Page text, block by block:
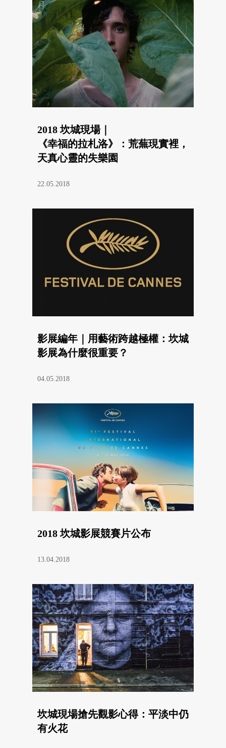
2018 坎城現場｜
《幸福的拉札洛》：荒蕪現實裡，
天真心靈的失樂園
22.05.2018
影展編年｜用藝術跨越極權：坎城
影展為什麼很重要？
04.05.2018
2018 坎城影展競賽片公布
13.04.2018
坎城現場搶先觀影心得：平淡中仍
有火花